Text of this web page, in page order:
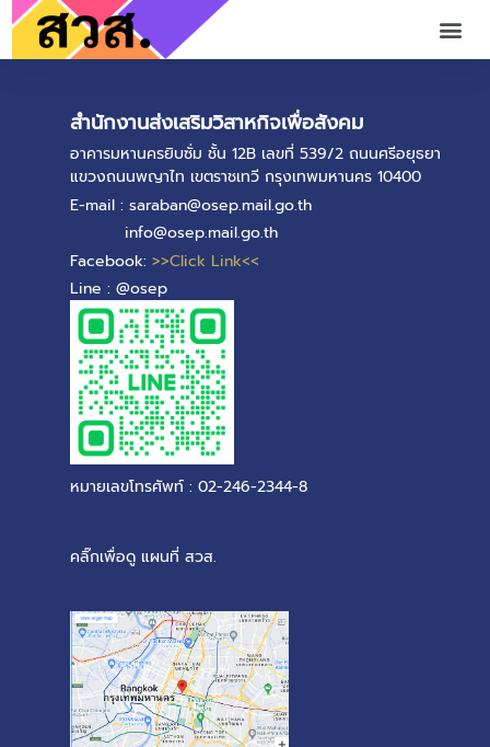
สำนักงานส่งเสริมวิสาหกิจเพื่อสังคม
อาคารมหานครยิบซั่ม ชั้น 12B เลขที่ 539/2 ถนนศรีอยุธยา
แขวงถนนพญาไท เขตราชเทวี กรุงเทพมหานคร 10400
E-mail : saraban@osep.mail.go.th
info@osep.mail.go.th
Facebook: >>Click Link<<
Line : @osep
หมายเลขโทรศัพท์ : 02-246-2344-8
คลิ๊กเพื่อดู แผนที่ สวส.